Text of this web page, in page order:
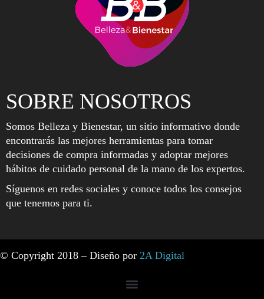
SOBRE NOSOTROS
Somos Belleza y Bienestar, un sitio informativo donde
encontrarás las mejores herramientas para tomar
decisiones de compra informadas y adoptar mejores
hábitos de cuidado personal de la mano de los expertos.
Síguenos en redes sociales y conoce todos los consejos
que tenemos para ti.
© Copyright 2018 – Diseño por 2A Digital